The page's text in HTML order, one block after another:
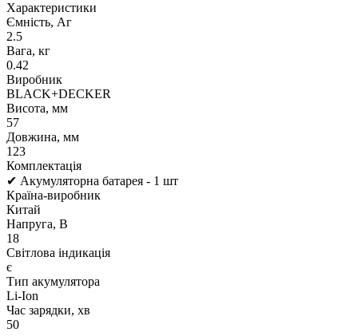
Характеристики
Ємність, Аг
2.5
Вага, кг
0.42
Виробник
BLACK+DECKER
Висота, мм
57
Довжина, мм
123
Комплектація
✔ Акумуляторна батарея - 1 шт
Країна-виробник
Китай
Напруга, В
18
Світлова індикація
є
Тип акумулятора
Li-Ion
Час зарядки, хв
50